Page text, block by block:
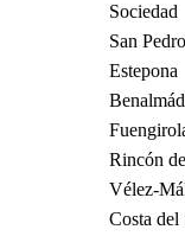
Sociedad
San
Estepona
Rincón
Vélez-
Costa del